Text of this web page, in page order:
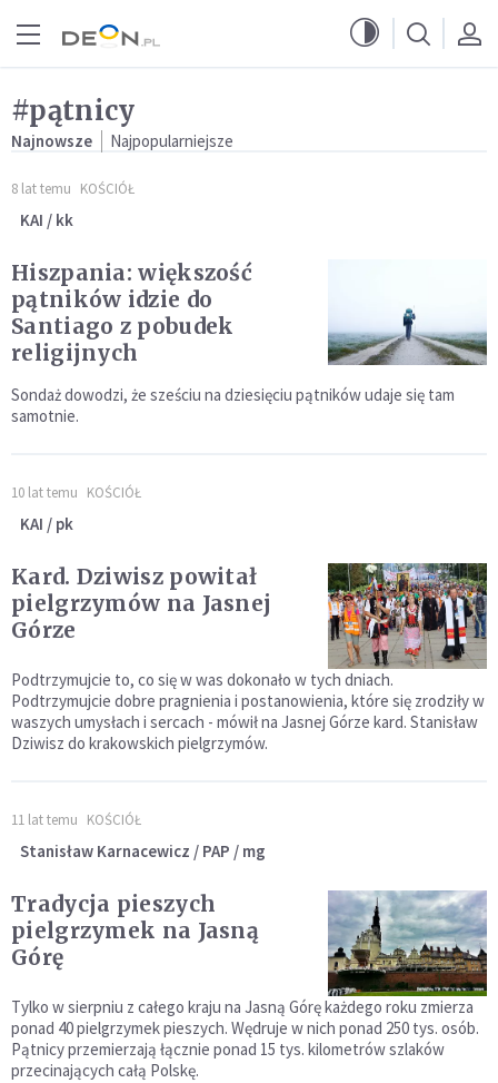
#pątnicy
Najnowsze Najpopularniejsze
8 lat temu KOŚCIÓŁ
KAI / kk
Hiszpania: większość
pątników idzie do
Santiago z pobudek
religijnych
Sondaż dowodzi, że sześciu na dziesięciu pątników udaje się tam
samotnie.
10 lat temu KOŚCIÓŁ
KAI / pk
Kard. Dziwisz powitał
pielgrzymów na Jasnej
Górze
Podtrzymujcie to, co się w was dokonało w tych dniach.
Podtrzymujcie dobre pragnienia i postanowienia, które się zrodziły w
waszych umysłach i sercach - mówił na Jasnej Górze kard. Stanisław
Dziwisz do krakowskich pielgrzymów.
11 lat temu KOŚCIÓŁ
Stanisław Karnacewicz / PAP / mg
Tradycja pieszych
pielgrzymek na Jasną
Górę
Tylko w sierpniu z całego kraju na Jasną Górę każdego roku zmierza
ponad 40 pielgrzymek pieszych. Wędruje w nich ponad 250 tys. osób.
Pątnicy przemierzają łącznie ponad 15 tys. kilometrów szlaków
przecinających całą Polskę.